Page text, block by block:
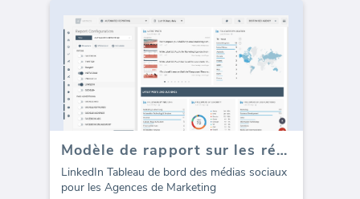
Modèle de rapport sur les réseaux sociaux (LinkedIn)
LinkedIn Tableau de bord des médias sociaux
pour les Agences de Marketing